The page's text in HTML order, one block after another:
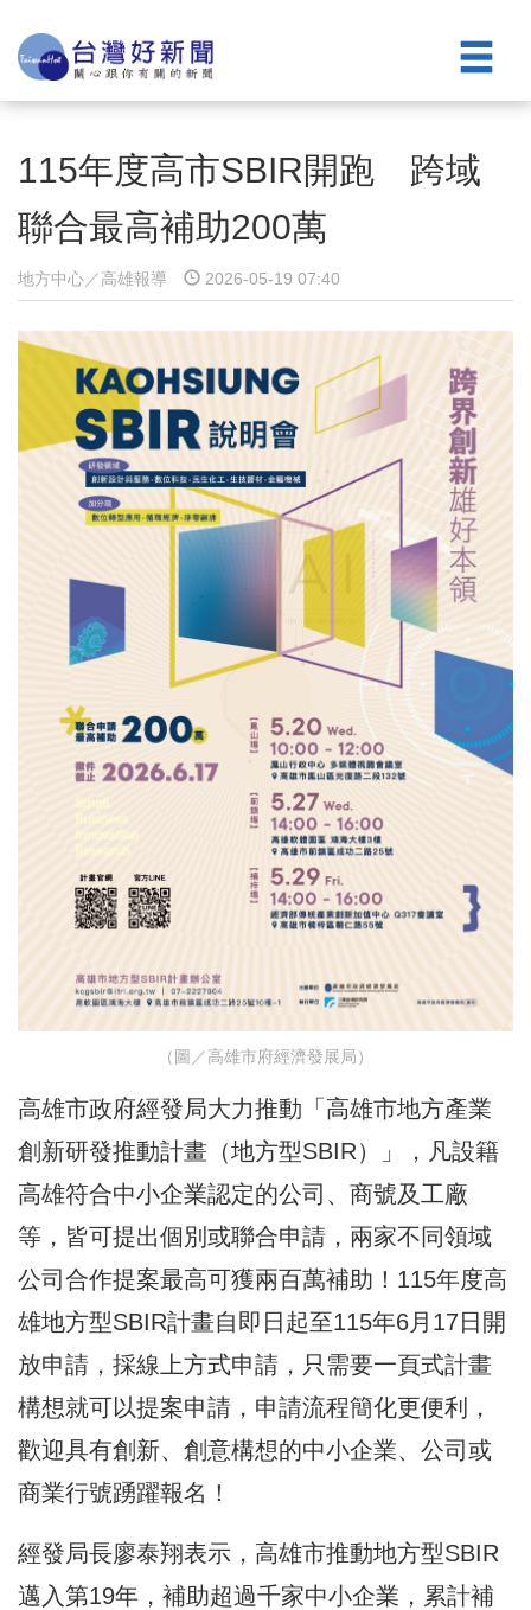
115年度高市SBIR開跑 跨域
聯合最高補助200萬
地方中心／高雄報導 2026-05-19 07:40
（圖／高雄市府經濟發展局）
高雄市政府經發局大力推動「高雄市地方產業
創新研發推動計畫（地方型SBIR）」，凡設籍
高雄符合中小企業認定的公司、商號及工廠
等，皆可提出個別或聯合申請，兩家不同領域
公司合作提案最高可獲兩百萬補助！115年度高
雄地方型SBIR計畫自即日起至115年6月17日開
放申請，採線上方式申請，只需要一頁式計畫
構想就可以提案申請，申請流程簡化更便利，
歡迎具有創新、創意構想的中小企業、公司或
商業行號踴躍報名！
經發局長廖泰翔表示，高雄市推動地方型SBIR
邁入第19年，補助超過千家中小企業，累計補